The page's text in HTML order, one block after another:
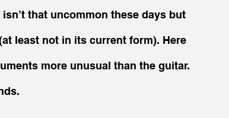
that uncommon these days but
least not in its current form). Here
more unusual than the guitar.